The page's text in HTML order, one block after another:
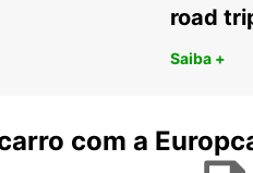
road
Saiba +
com a